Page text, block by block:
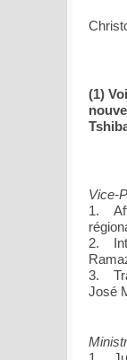
(1)
Vice-
1.
2.
3.
José